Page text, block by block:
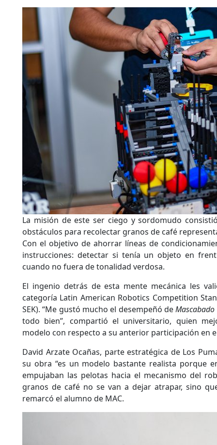
La misión de este ser ciego y sordomudo
obstáculos para recolectar granos de café
Con el objetivo de ahorrar líneas de
instrucciones: detectar si tenía un objeto en
cuando no fuera de tonalidad verdosa.
El ingenio detrás de esta mente mecánica les
categoría Latin American Robotics Competition
SEK). “Me gustó mucho el desempeñó deMascabado
todo bien”, compartió el universitario, quien
modelo con respecto a su anterior participación en
David Arzate Ocañas, parte estratégica de Los
su obra “es un modelo bastante realista porque
empujaban las pelotas hacia el mecanismo del
granos de café no se van a dejar atrapar, sino
remarcó el alumno de MAC.